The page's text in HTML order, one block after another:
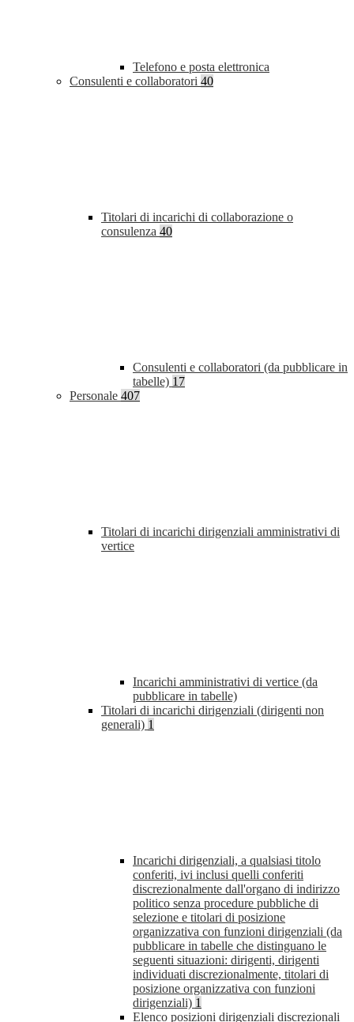
Telefono e posta elettronica
Consulenti e collaboratori 40
Titolari di incarichi di collaborazione o
consulenza 40
Consulenti e collaboratori (da pubblicare in
tabelle) 17
Personale 407
Titolari di incarichi dirigenziali amministrativi di
vertice
Incarichi amministrativi di vertice (da
pubblicare in tabelle)
Titolari di incarichi dirigenziali (dirigenti non
generali) 1
Incarichi dirigenziali, a qualsiasi titolo
conferiti, ivi inclusi quelli conferiti
discrezionalmente dall'organo di indirizzo
politico senza procedure pubbliche di
selezione e titolari di posizione
organizzativa con funzioni dirigenziali (da
pubblicare in tabelle che distinguano le
seguenti situazioni: dirigenti, dirigenti
individuati discrezionalmente, titolari di
posizione organizzativa con funzioni
dirigenziali) 1
Elenco posizioni dirigenziali discrezionali